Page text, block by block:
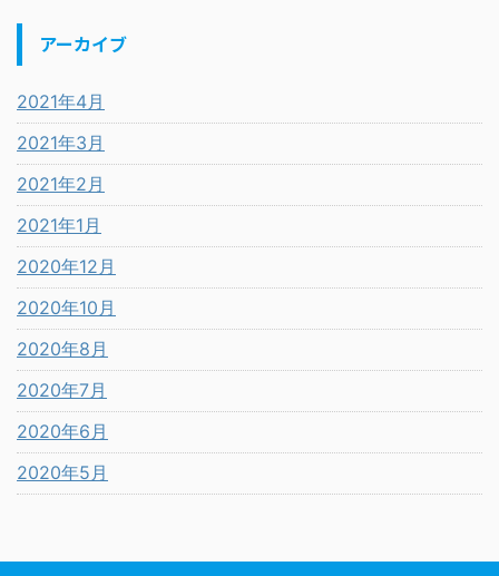
アーカイブ
2021年4月
2021年3月
2021年2月
2021年1月
2020年12月
2020年10月
2020年8月
2020年7月
2020年6月
2020年5月